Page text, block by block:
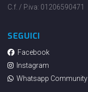
C.f. / P.iva: 01206590471
SEGUICI
Facebook
Instagram
Whatsapp Community